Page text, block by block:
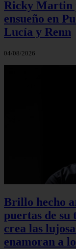
Ricky Martin
ensueño en
Lucía y Renn
04/08/2026
Brillo hecho
puertas de su
crea las
enamoran a